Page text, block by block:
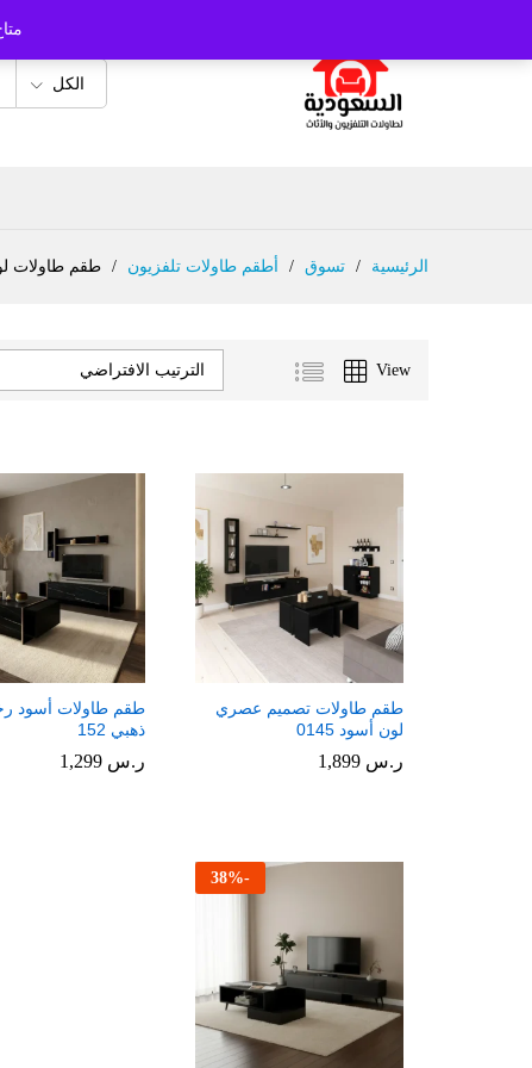
الكل
الرئيسية / تسوق / أطقم طاولات تلفزيون / طقم طاولات
View الترتيب الافتراضي
طقم طاولات تصميم عصري
لون أسود 0145
ر.س
ر.س
طقم طاولات أسود
ذهبي 152
ر.س 1,299 ر.س 1,299
-
38%